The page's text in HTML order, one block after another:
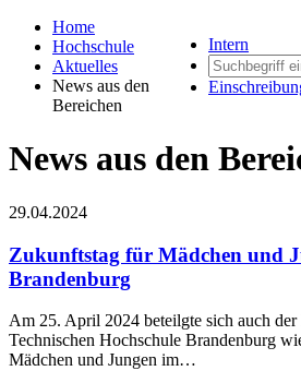
Intern
Home
Hochschule
Aktuelles
News aus den
Bereichen
News aus den
29.04.2024
Zukunftstag für Mädchen und
Brandenburg
Am 25. April 2024 beteilgte sich auch
Technischen Hochschule Brandenburg
Mädchen und Jungen im…